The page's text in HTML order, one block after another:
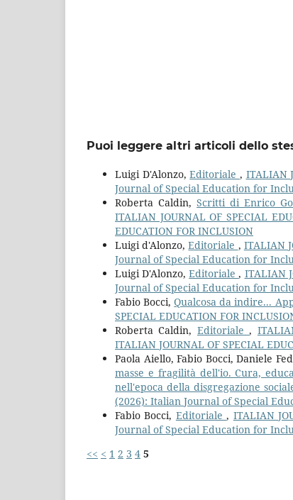
Puoi leggere altri articoli dello
Luigi D'Alonzo,Editoriale , ITALIAN
Journal of Special Education for
Roberta Caldin,Scritti di Enrico
ITALIAN JOURNAL OF SPECIAL
EDUCATION FOR INCLUSION
Luigi d'Alonzo,Editoriale , ITALIAN
Journal of Special Education for
Luigi D'Alonzo,Editoriale, ITALIAN
Journal of Special Education for
Fabio Bocci,Qualcosa da indire...
SPECIAL EDUCATION FOR
Roberta Caldin, Editoriale,
ITALIAN JOURNAL OF SPECIAL
Paola Aiello, Fabio Bocci, Daniele
masse e fragilità dell'io. Cura,
nell'epoca della disgregazione
(2026): Italian Journal of Special
Fabio Bocci, Editoriale, ITALIAN
Journal of Special Education for
<< < 1 2 3 4 5